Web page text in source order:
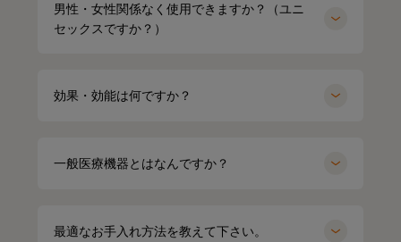
男性・女性関係なく使用できますか？（ユニ
セックスですか？）
効果・効能は何ですか？
一般医療機器とはなんですか？
最適なお手入れ方法を教えて下さい。